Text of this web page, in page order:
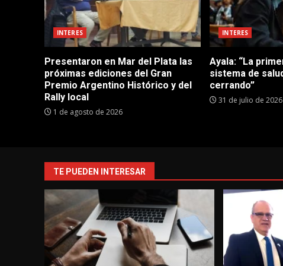
INTERES
Presentaron en Mar del Plata las
próximas ediciones del Gran
Premio Argentino Histórico y del
Rally local
1 de agosto de 2026
INTERES
Ayala: “La
sistema de
cerrando”
31 de julio de 2026
TE PUEDEN INTERESAR